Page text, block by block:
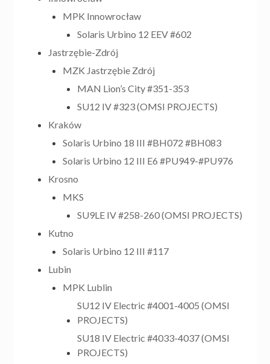
MPK Innowrocław
Solaris Urbino 12 EEV #602
Jastrzębie-Zdrój
MZK Jastrzębie Zdrój
MAN Lion’s City #351-353
SU12 IV #323 (OMSI PROJECTS)
Kraków
Solaris Urbino 18 III #BH072 #BH083
Solaris Urbino 12 III E6 #PU949-#PU976
Krosno
MKS
SU9LE IV #258-260 (OMSI PROJECTS)
Kutno
Solaris Urbino 12 III #117
Lubin
MPK Lublin
SU12 IV Electric #4001-4005 (OMSI
PROJECTS)
SU18 IV Electric #4033-4037 (OMSI
PROJECTS)